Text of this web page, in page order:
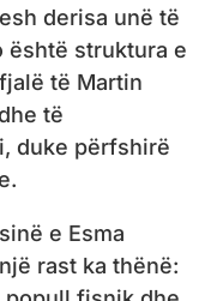
derisa unë të
është struktura e
të Martin
të
duke përfshirë
e Esma
rast ka thënë: